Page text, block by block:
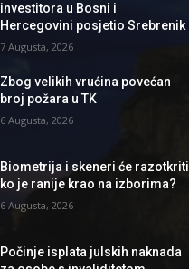
investitora u Bosni i
Hercegovini posjetio Srebrenik
7 Augusta, 2026
Zbog velikih vrućina povećan
broj požara u TK
6 Augusta, 2026
Biometrija i skeneri će razotkriti
ko je ranije krao na izborima?
6 Augusta, 2026
Počinje isplata julskih naknada